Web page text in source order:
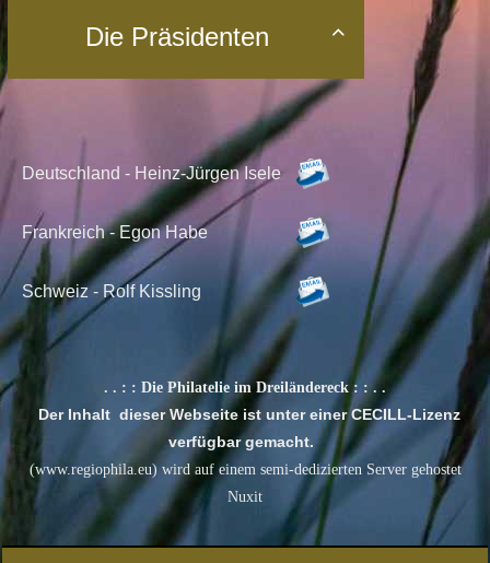

Die Präsidenten
Deutschland - Heinz-Jürgen Isele
Frankreich - Egon Habe
Schweiz - Rolf Kissling
. . : : Die Philatelie im Dreiländereck : : . .
Der Inhalt dieser Webseite ist unter einer CECILL-Lizenz
verfügbar gemacht.
(www.regiophila.eu) wird auf einem semi-dedizierten Server gehostet
Nuxit